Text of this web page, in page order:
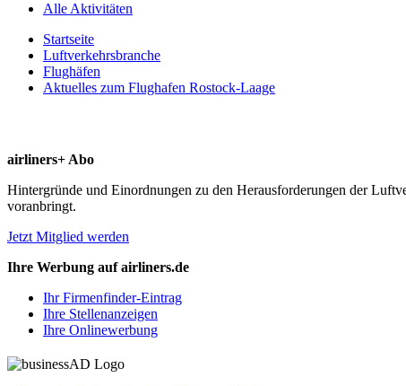
Alle Aktivitäten
Startseite
Luftverkehrsbranche
Flughäfen
Aktuelles zum Flughafen Rostock-Laage
airliners+ Abo
Hintergründe und Einordnungen zu den Herausforderungen der
voranbringt.
Jetzt Mitglied werden
Ihre Werbung auf airliners.de
Ihr Firmenfinder-Eintrag
Ihre Stellenanzeigen
Ihre Onlinewerbung